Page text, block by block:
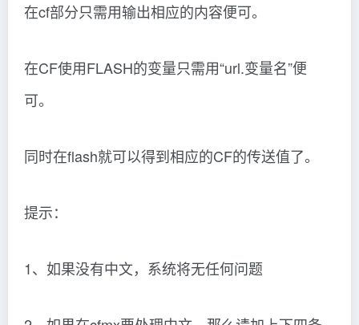
在cf部分只需用输出相应的内容便可。
在CF使用FLASH的变量只需用“url.变量名”便
可。
同时在flash就可以得到相应的CF的传送值了。
提示：
1、如果没有中文，系统将无任何问题